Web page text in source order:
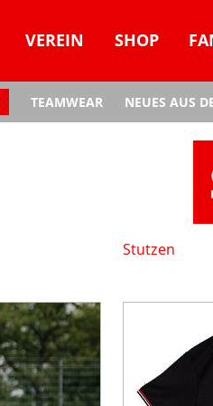
VEREIN SHOP
TEAMWEAR NEUES AUS
Stutzen